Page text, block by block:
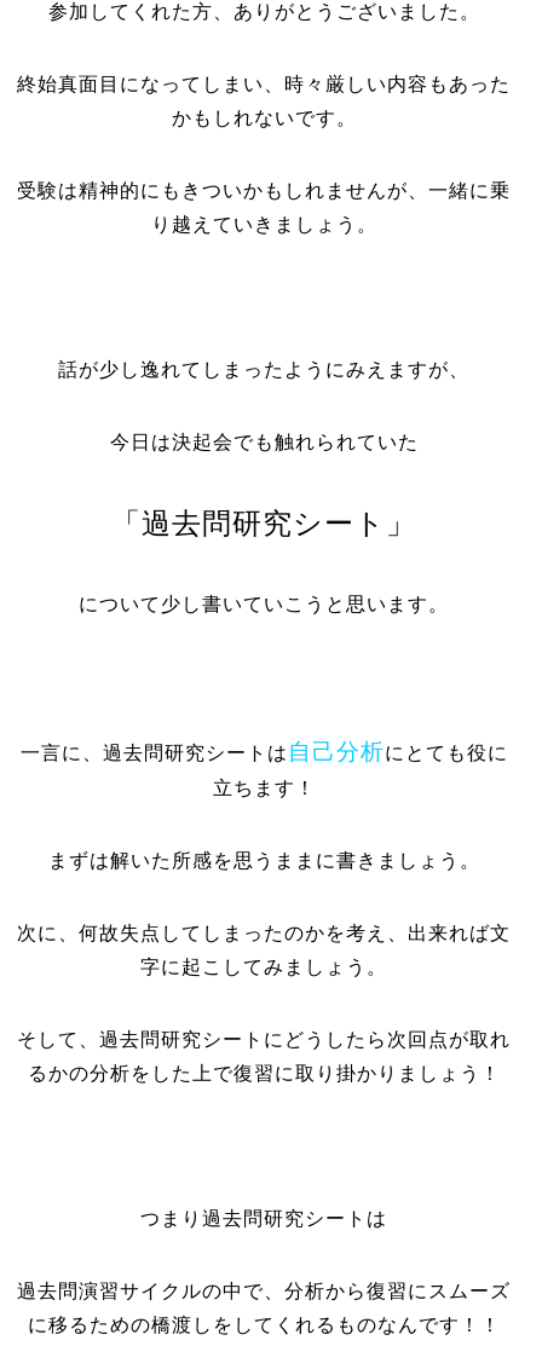
参加してくれた方、ありがとうございました。
終始真面目になってしまい、時々厳しい内容もあった
かもしれないです。
受験は精神的にもきついかもしれませんが、一緒に乗
り越えていきましょう。
話が少し逸れてしまったようにみえますが、
今日は決起会でも触れられていた
「過去問研究シート」
について少し書いていこうと思います。
一言に、過去問研究シートは 自己分析にとても役に
立ちます！
まずは解いた所感を思うままに書きましょう。
次に、何故失点してしまったのかを考え、出来れば文
字に起こしてみましょう。
そして、過去問研究シートにどうしたら次回点が取れ
るかの分析をした上で復習に取り掛かりましょう！
つまり過去問研究シートは
過去問演習サイクルの中で、分析から復習にスムーズ
に移るための橋渡しをしてくれるものなんです！！